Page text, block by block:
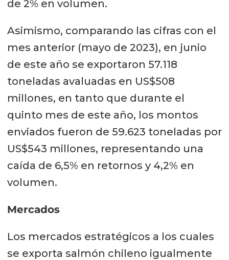
de 2% en volumen.
Asimismo, comparando las cifras con el
mes anterior (mayo de 2023), en junio
de este año se exportaron 57.118
toneladas avaluadas en US$508
millones, en tanto que durante el
quinto mes de este año, los montos
enviados fueron de 59.623 toneladas por
US$543 millones, representando una
caída de 6,5% en retornos y 4,2% en
volumen.
Mercados
Los mercados estratégicos a los cuales
se exporta salmón chileno igualmente